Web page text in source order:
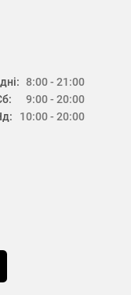
8:00 - 21:00
9:00 - 20:00
10:00 - 20:00